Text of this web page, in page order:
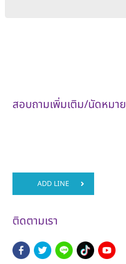
สอบถามเพิ่มเติม/นัดหมาย
ADD LINE
ติดตามเรา